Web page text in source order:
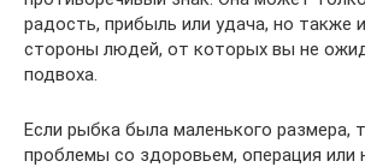
радость, прибыль или удача, но также
стороны людей, от которых вы не
подвоха.
Если рыбка была маленького размера,
проблемы со здоровьем, операция или